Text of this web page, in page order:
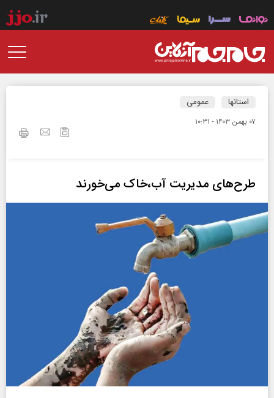
استانها عمومی
۰۷ بهمن ۱۴۰۳ - ۱۰:۳۱
طرح‌های مدیریت آب‌،خاک می‌خورند